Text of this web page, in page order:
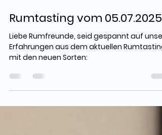
Ron Robert
10. Juli 2025
1 Min. Lesezeit
Rumtasting vom 05.07.2025
Liebe Rumfreunde, seid gespannt auf unsere
mit den neuen Sorten: